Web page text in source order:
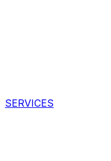
SERVICES